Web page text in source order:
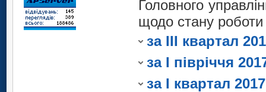
Головного
щодо стану
за ІII квартал
звернення в
"гаряча
громадян.
за І півріччя
З метою
звернення в
„гаряча
громадян.
за І квартал
органів
та інших
Вінницькій